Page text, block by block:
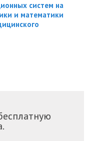
систем на
и математики